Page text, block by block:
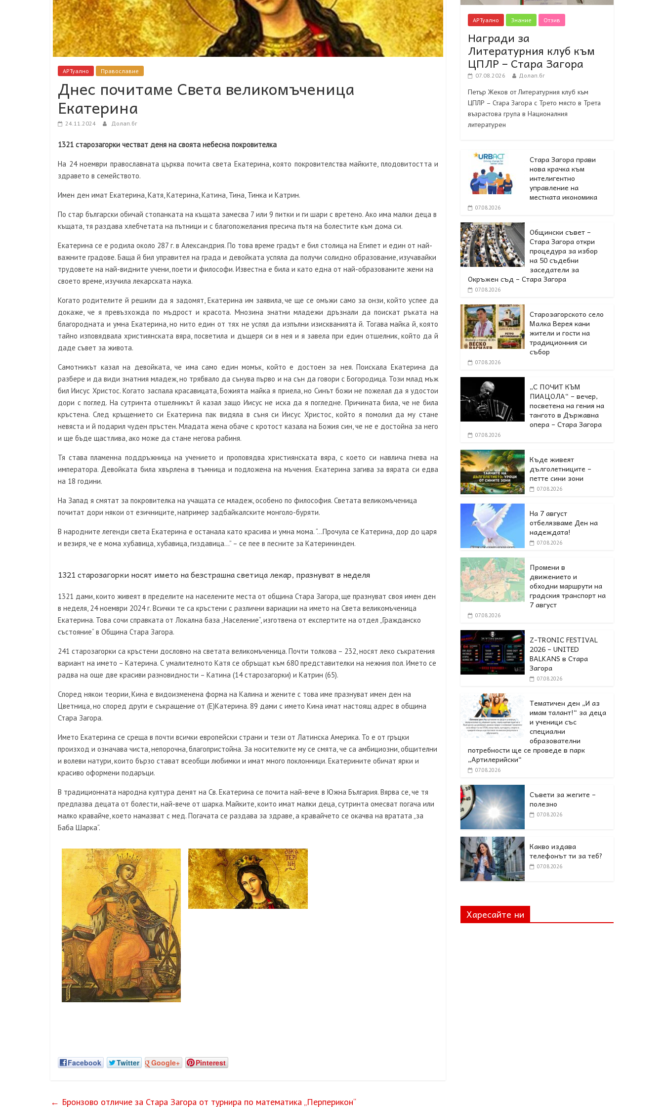
АРТуално Православие
Днес почитаме Света великомъченица
Екатерина
24.11.2024 Долап.бг
1321 старозагорки честват деня на своята небесна покровителка
На 24 ноември православната църква почита света Екатерина, която покровителства майките, плодовитостта и
здравето в семейството.
Имен ден имат Екатерина, Катя, Катерина, Катина, Тина, Тинка и Катрин.
По стар български обичай стопанката на къщата замесва 7 или 9 питки и ги шари с вретено. Ако има малки деца в
къщата, тя раздава хлебчетата на пътници и с благопожелания пресича пътя на болестите към дома си.
Екатерина се е родила около 287 г. в Александрия. По това време градът е бил столица на Египет и един от най-
важните градове. Баща й бил управител на града и девойката успяла да получи солидно образование, изучавайки
трудовете на най-видните учени, поети и философи. Известна е била и като една от най-образованите жени на
своето време, изучила лекарската наука.
Когато родителите й решили да я задомят, Екатерина им заявила, че ще се омъжи само за онзи, който успее да
докаже, че я превъзхожда по мъдрост и красота. Мнозина знатни младежи дръзнали да поискат ръката на
благородната и умна Екатерина, но нито един от тях не успял да изпълни изискванията й. Тогава майка й, която
тайно изповядвала християнската вяра, посветила и дъщеря си в нея и я завела при един отшелник, който да й
даде съвет за живота.
Самотникът казал на девойката, че има само един момък, който е достоен за нея. Поискала Екатерина да
разбере и да види знатния младеж, но трябвало да сънува първо и на сън да говори с Богородица. Този млад мъж
бил Иисус Христос. Когато заспала красавицата, Божията майка я приела, но Синът божи не пожелал да я удостои
дори с поглед. На сутринта отшелникът й казал защо Иисус не иска да я погледне. Причината била, че не била
кръстена. След кръщението си Екатерина пак видяла в съня си Иисус Христос, който я помолил да му стане
невяста и й подарил чуден пръстен. Младата жена обаче с кротост казала на Божия син, че не е достойна за него
и ще бъде щастлива, ако може да стане негова рабиня.
Тя става пламенна поддръжница на учението и проповядва християнската вяра, с което си навлича гнева на
императора. Девойката била хвърлена в тъмница и подложена на мъчения. Екатерина загива за вярата си едва
на 18 години.
На Запад я смятат за покровителка на учащата се младеж, особено по философия. Светата великомъченица
почитат дори някои от езичниците, например задбайкалските монголо-буряти.
В народните легенди света Екатерина е останала като красива и умна мома. “…Прочула се Катерина, дор до царя
и везиря, че е мома хубавица, хубавица, гиздавица…” – се пее в песните за Катерининден.
1321 старозагорки носят името на безстрашна светица лекар, празнуват в неделя
1321 дами, които живеят в пределите на населените места от община Стара Загора, ще празнуват своя имен ден
в неделя, 24 ноември 2024 г. Всички те са кръстени с различни вариации на името на Света великомъченица
Екатерина. Това сочи справката от Локална база „Население“, изготвена от експертите на отдел „Гражданско
състояние“ в Община Стара Загора.
241 старозагорки са кръстени дословно на светата великомъченица. Почти толкова – 232, носят леко съкратения
вариант на името – Катерина. С умалителното Катя се обръщат към 680 представителки на нежния пол. Името се
радва на още две красиви разновидности – Катина (14 старозагорки) и Катрин (65).
Според някои теории, Кина е видоизменена форма на Калина и жените с това име празнуват имен ден на
Цветница, но според други е съкращение от (Е)Катерина. 89 дами с името Кина имат настоящ адрес в община
Стара Загора.
Името Екатерина се среща в почти всички европейски страни и тези от Латинска Америка. То е от гръцки
произход и означава чиста, непорочна, благопристойна. За носителките му се смята, че са амбициозни, общителни
и волеви натури, които бързо стават всеобщи любимки и имат много поклонници. Екатерините обичат ярки и
красиво оформени подаръци.
В традиционната народна култура денят на Св. Екатерина се почита най-вече в Южна България. Вярва се, че тя
предпазва децата от болести, най-вече от шарка. Майките, които имат малки деца, сутринта омесват погача или
малко кравайче, което намазват с мед. Погачата се раздава за здраве, а кравайчето се окачва на вратата „за
Баба Шарка“.
Facebook Twitter Google+ Pinterest
← Бронзово отличие за Стара Загора от турнира по математика „Перперикон“
АРТуално Знание Отзив
Награди за
Литературния клуб към
ЦПЛР – Стара Загора
07.08.2026 Долап.бг
Петър Жеков от Литературния клуб към
ЦПЛР – Стара Загора с Трето място в Трета
възрастова група в Националния
литературен
Стара Загора прави
нова крачка към
интелигентно
управление на
местната икономика
07.08.2026
Общински съвет –
Стара Загора откри
процедура за избор
на 50 съдебни
заседатели за
Окръжен съд – Стара Загора
07.08.2026
Старозагорското село
Малка Верея кани
жители и гости на
традиционния си
събор
07.08.2026
„С ПОЧИТ КЪМ
ПИАЦОЛА“ – вечер,
посветена на гения на
тангото в Държавна
опера – Стара Загора
07.08.2026
Къде живеят
дълголетниците –
петте сини зони
07.08.2026
На 7 август
отбелязваме Ден на
надеждата!
07.08.2026
Промени в
движението и
обходни маршрути на
градския транспорт на
7 август
07.08.2026
Z-TRONIC FESTIVAL
2026 – UNITED
BALKANS в Стара
Загора
07.08.2026
Тематичен ден „И аз
имам талант!“ за деца
и ученици със
специални
образователни
потребности ще се проведе в парк
„Артилерийски“
07.08.2026
Съвети за жегите –
полезно
07.08.2026
Какво издава
телефонът ти за теб?
07.08.2026
Харесайте ни